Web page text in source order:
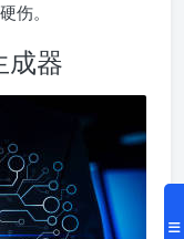
伤。
成器